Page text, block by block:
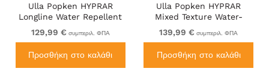
Ulla Popken HYPRAR
Longline Water Repellent
Jacket Plum
129,99 € συμπεριλ. ΦΠΑ
Προσθήκη στο καλάθι
Ulla Popken HYPRAR
Mixed Texture Water-
Repellent Jacket Black
139,99 € συμπεριλ. ΦΠΑ
Προσθήκη στο καλάθι